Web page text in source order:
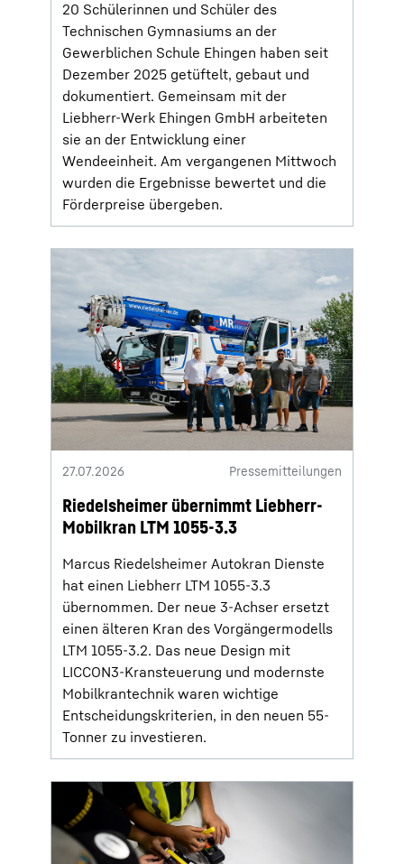
20 Schülerinnen und Schüler des
Technischen Gymnasiums an der
Gewerblichen Schule Ehingen haben seit
Dezember 2025 getüftelt, gebaut und
dokumentiert. Gemeinsam mit der
Liebherr-Werk Ehingen GmbH arbeiteten
sie an der Entwicklung einer
Wendeeinheit. Am vergangenen Mittwoch
wurden die Ergebnisse bewertet und die
Förderpreise übergeben.
27.07.2026 Pressemitteilungen
Riedelsheimer übernimmt Liebherr-
Mobilkran LTM 1055-3.3
Marcus Riedelsheimer Autokran Dienste
hat einen Liebherr LTM 1055-3.3
übernommen. Der neue 3-Achser ersetzt
einen älteren Kran des Vorgängermodells
LTM 1055-3.2. Das neue Design mit
LICCON3-Kransteuerung und modernste
Mobilkrantechnik waren wichtige
Entscheidungskriterien, in den neuen 55-
Tonner zu investieren.